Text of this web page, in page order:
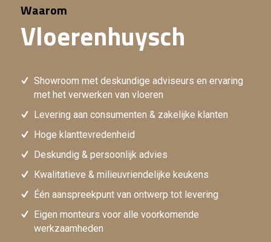
Waarom
Vloerenhuysch
Showroom met deskundige adviseurs en ervaring
met het verwerken van vloeren
Levering aan consumenten & zakelijke klanten
Hoge klanttevredenheid
Deskundig & persoonlijk advies
Kwalitatieve & milieuvriendelijke keukens
Één aanspreekpunt van ontwerp tot levering
Eigen monteurs voor alle voorkomende
werkzaamheden